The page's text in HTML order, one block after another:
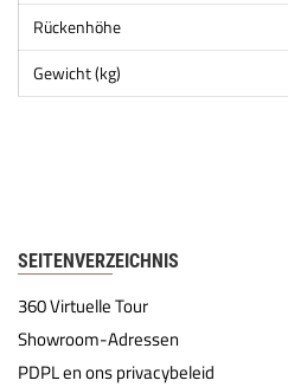
Rückenhöhe
Gewicht (kg)
SEITENVERZEICHNIS
360 Virtuelle Tour
Showroom-Adressen
PDPL en ons privacybeleid